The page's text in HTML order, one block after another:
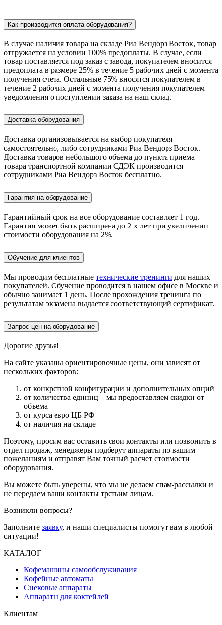
Как производится оплата оборудования?
В случае наличия товара на складе Риа Вендорз Восток, товар
отгружается на условии 100% предоплаты. В случае, если
товар поставляется под заказ c завода, покупателем вносится
предоплата в размере 25% в течение 5 рабочих дней с момента
получения счета. Остальные 75% вносятся покупателем в
течение 2 рабочих дней с момента получения покупателем
уведомления о поступлении заказа на наш склад.
Доставка оборудования
Доставка организовывается на выбор покупателя –
самостоятельно, либо сотрудниками Риа Вендорз Восток.
Доставка товаров небольшого объема до пункта приема
товара транспортной компании СДЭК производится
сотрудниками Риа Вендорз Восток бесплатно.
Гарантия на оборудование
Гарантийный срок на все оборудование составляет 1 год.
Гарантия может быть расширена до 2-х лет при увеличении
стоимости оборудования на 2%.
Обучение для клиентов
Мы проводим бесплатные технические тренинги для наших
покупателей. Обучение проводится в нашем офисе в Москве и
обычно занимает 1 день. После прохождения тренинга по
результатам экзамена выдается соответствующий сертификат.
Запрос цен на оборудование
Дорогие друзья!
На сайте указаны ориентировочные цены, они зависят от
нескольких факторов:
от конкретной конфигурации и дополнительных опций
от количества единиц – мы предоставляем скидки от
объема
от курса евро ЦБ РФ
от наличия на складе
Поэтому, просим вас оставить свои контакты или позвонить в
отдел продаж, менеджеры подберут аппараты по вашим
пожеланиям и отправят Вам точный расчет стоимости
оборудования.
Вы можете быть уверены, что мы не делаем спам-рассылки и
не передаем ваши контакты третьим лицам.
Возникли вопросы?
Заполните заявку, и наши специалисты помогут вам в любой
ситуации!
КАТАЛОГ
Кофемашины самообслуживания
Кофейные автоматы
Снековые аппараты
Аппараты для коктейлей
Клиентам